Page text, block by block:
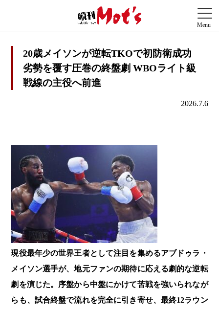
20歳メイソンが逆転TKOで初防衛成功
劣勢を覆す圧巻の終盤劇 WBOライト級
戦線の主役へ前進
2026.7.6
現役最年少の世界王者として注目を集めるアブドゥラ・
メイソン選手が、地元ファンの期待に応える劇的な逆転
劇を演じた。序盤から中盤にかけて苦戦を強いられなが
らも、試合終盤で流れを完全に引き寄せ、最終12ラウン